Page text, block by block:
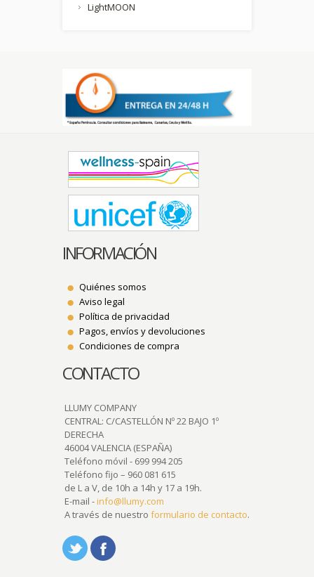
LightMOON
INFORMACIÓN
Quiénes somos
Aviso legal
Política de privacidad
Pagos, envíos y devoluciones
Condiciones de compra
CONTACTO
LLUMY COMPANY
CENTRAL: C/CASTELLÓN Nº 22 BAJO 1º
DERECHA
46004 VALENCIA (ESPAÑA)
Teléfono móvil - 699 994 205
Teléfono fijo – 960 081 615
de L a V, de 10h a 14h y 17 a 19h.
E-mail -info@llumy.com
A través de nuestro formulario de contacto.